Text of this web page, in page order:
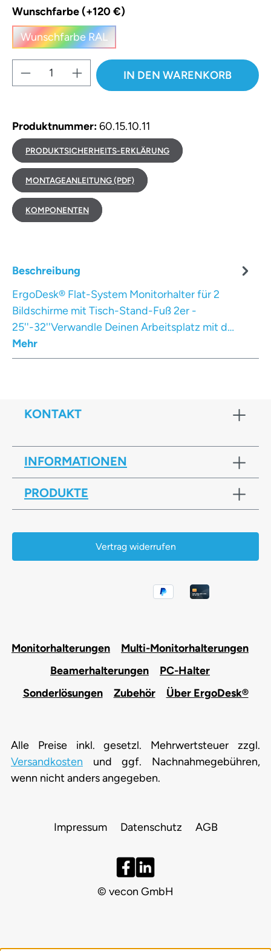
Wunschfarbe (+120 €)
Wunschfarbe RAL
(Diese Option ist zurzeit nicht verfügbar.)
Produkt Anzahl: Gib denIN DEN WARENKORB
Produktnummer:60.15.10.11
PRODUKTSICHERHEITS-ERKLÄRUNG
MONTAGEANLEITUNG (PDF)
KOMPONENTEN
Beschreibung
ErgoDesk® Flat-System Monitorhalter für 2
Bildschirme mit Tisch-Stand-Fuß 2er -
25''-32''Verwandle Deinen Arbeitsplatz mit d…
Mehr
KONTAKT
INFORMATIONEN
PRODUKTE
Vertrag widerrufen
Monitorhalterungen
Multi-Monitorhalterungen
Beamerhalterungen
PC-Halter
Sonderlösungen
Zubehör Über ErgoDesk®
Alle Preise inkl. gesetzl. Mehrwertsteuer zzgl.
Versandkosten und ggf. Nachnahmegebühren,
wenn nicht anders angegeben.
Impressum Datenschutz AGB
© vecon GmbH